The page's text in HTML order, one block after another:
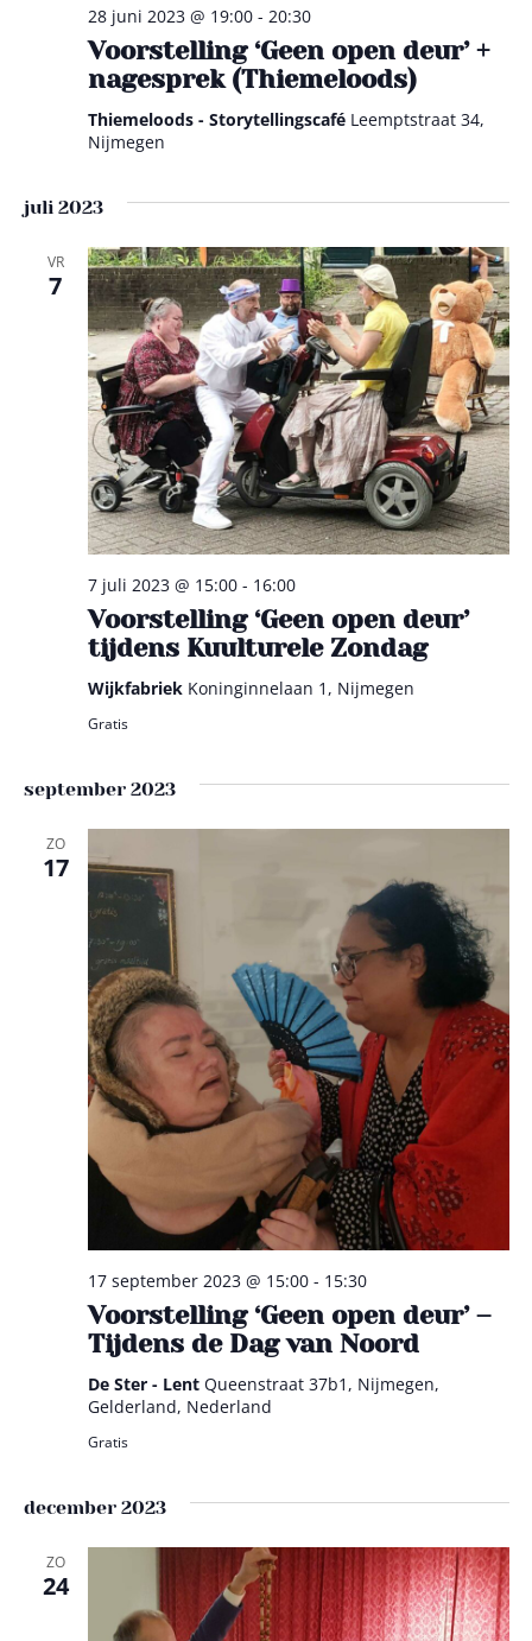
a
g
a
t
i
e
Voorstelling ‘Geen open deur’ +
nagesprek (Thiemeloods)
28 juni 2023 @ 19:00- 20:30
Thiemeloods - Storytellingscafé Leemptstraat 34,
Nijmegen
juli 2023
VR
7
Voorstelling ‘Geen open deur’
tijdens Kuulturele Zondag
7 juli 2023 @ 15:00- 16:00
Wijkfabriek Koninginnelaan 1, Nijmegen
Gratis
september 2023
ZO
17
Voorstelling ‘Geen open deur’ –
Tijdens de Dag van Noord
17 september 2023 @ 15:00- 15:30
De Ster - Lent Queenstraat 37b1, Nijmegen,
Gelderland, Nederland
Gratis
december 2023
ZO
24